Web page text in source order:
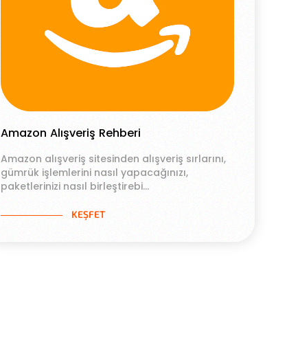
Amazon Alışveriş Rehberi
Amazon alışveriş sitesinden alışveriş sırlarını,
gümrük işlemlerini nasıl yapacağınızı,
paketlerinizi nasıl birleştirebi...
KEŞFET